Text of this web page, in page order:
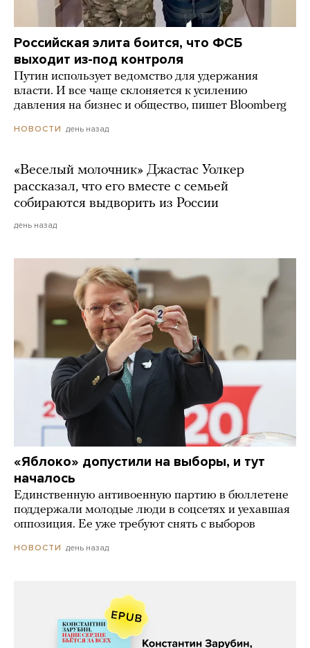
Российская элита боится, что ФСБ
выходит из-под контроля
Путин использует ведомство для удержания
власти. И все чаще склоняется к усилению
давления на бизнес и общество, пишет Bloomberg
НОВОСТИ день назад
«Веселый молочник» Джастас Уолкер
рассказал, что его вместе с семьей
собираются выдворить из России
день назад
«Яблоко» допустили на выборы, и тут
началось
Единственную антивоенную партию в бюллетене
поддержали молодые люди в соцсетях и уехавшая
оппозиция. Ее уже требуют снять с выборов
НОВОСТИ день назад